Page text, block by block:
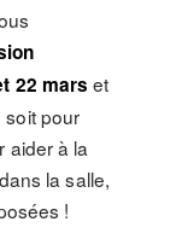
22 marset
soit pour
aider à la
la salle,
!